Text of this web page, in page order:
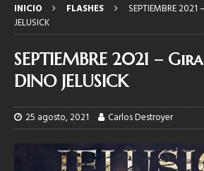
INICIO FLASHES
SEPTIEMBRE
JELUSICK
SEPTIEMBRE 2021 –
DINO JELUSICK
25 agosto, 2021 Carlos Destroyer